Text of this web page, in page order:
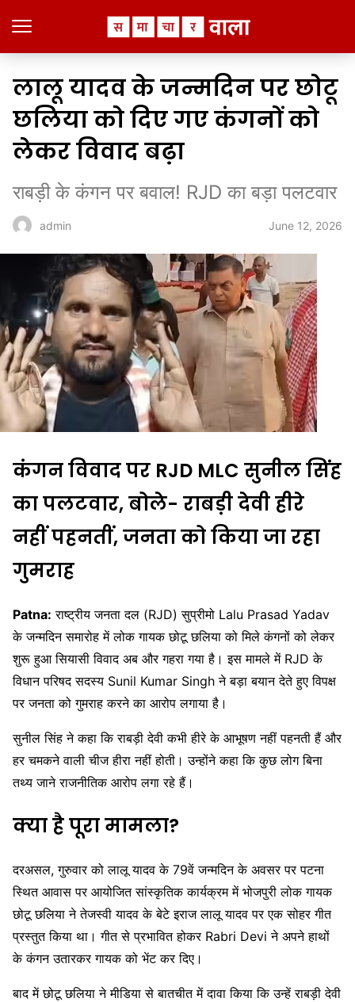
लालू यादव के जन्मदिन पर छोटू
छलिया को दिए गए कंगनों को
लेकर विवाद बढ़ा
राबड़ी के कंगन पर बवाल! RJD का बड़ा पलटवार
admin June 12, 2026
कंगन विवाद पर RJD MLC सुनील सिंह
का पलटवार, बोले- राबड़ी देवी हीरे
नहीं पहनतीं, जनता को किया जा रहा
गुमराह
Patna: राष्ट्रीय जनता दल (RJD) सुप्रीमो Lalu Prasad Yadav
के जन्मदिन समारोह में लोक गायक छोटू छलिया को मिले कंगनों को लेकर
शुरू हुआ सियासी विवाद अब और गहरा गया है। इस मामले में RJD के
विधान परिषद सदस्य Sunil Kumar Singh ने बड़ा बयान देते हुए विपक्ष
पर जनता को गुमराह करने का आरोप लगाया है।
सुनील सिंह ने कहा कि राबड़ी देवी कभी हीरे के आभूषण नहीं पहनती हैं और
हर चमकने वाली चीज हीरा नहीं होती। उन्होंने कहा कि कुछ लोग बिना
तथ्य जाने राजनीतिक आरोप लगा रहे हैं।
क्या है पूरा मामला?
दरअसल, गुरुवार को लालू यादव के 79वें जन्मदिन के अवसर पर पटना
स्थित आवास पर आयोजित सांस्कृतिक कार्यक्रम में भोजपुरी लोक गायक
छोटू छलिया ने तेजस्वी यादव के बेटे इराज लालू यादव पर एक सोहर गीत
प्रस्तुत किया था। गीत से प्रभावित होकर Rabri Devi ने अपने हाथों
के कंगन उतारकर गायक को भेंट कर दिए।
बाद में छोटू छलिया ने मीडिया से बातचीत में दावा किया कि उन्हें राबड़ी देवी